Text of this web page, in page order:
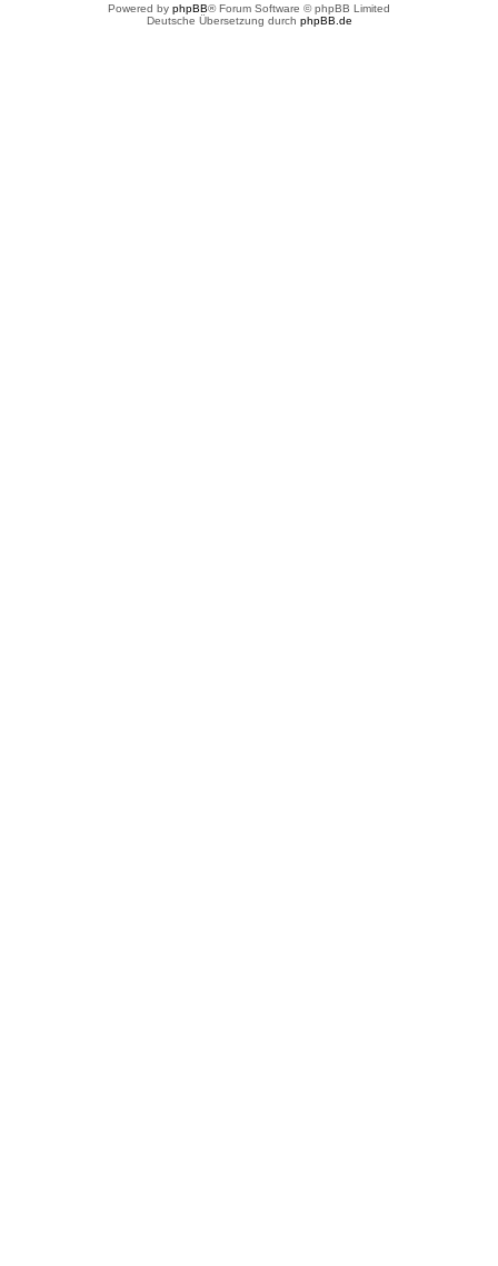
Powered by phpBB® Forum Software © phpBB Limited
Deutsche Übersetzung durch phpBB.de